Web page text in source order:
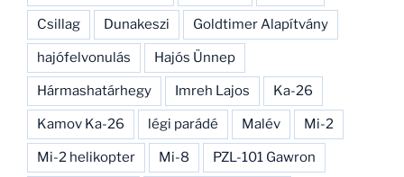
Csillag Dunakeszi Goldtimer Alapítvány
hajófelvonulás Hajós Ünnep
Hármashatárhegy Imreh Lajos Ka-26
Kamov Ka-26 légi parádé Malév Mi-2
Mi-2 helikopter Mi-8 PZL-101 Gawron